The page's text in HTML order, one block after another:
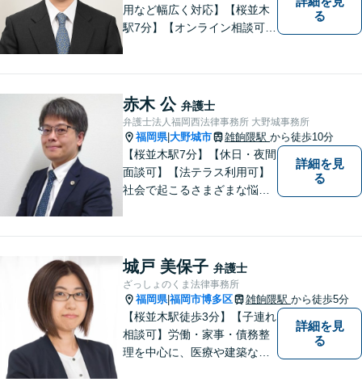
用など幅広く対応】【桜並木
駅7分】【オンライン相談可
上で、最適な解決策を共に考
えます。
る
赤木 公 弁護士
弁護士法人福岡西法律事務所 大野城事務所
福岡県|大野城市 雑餉隈駅 から徒歩10分
【桜並木駅7分】【休日・夜間
面談可】【法テラス利用可】
社会で起こるさまざまな悩み
す。 困りごとやご相談があり
ましたら、どうぞお気軽にお
声がけください。
詳細を見
る
城戸 美保子 弁護士
ざっしょのくま法律事務所
福岡県|福岡市博多区 雑餉隈駅 から徒歩5分
【桜並木駅徒歩3分】【子連れ
相談可】労働・家事・債務整
理を中心に、医療や建築など
詳細を見
る